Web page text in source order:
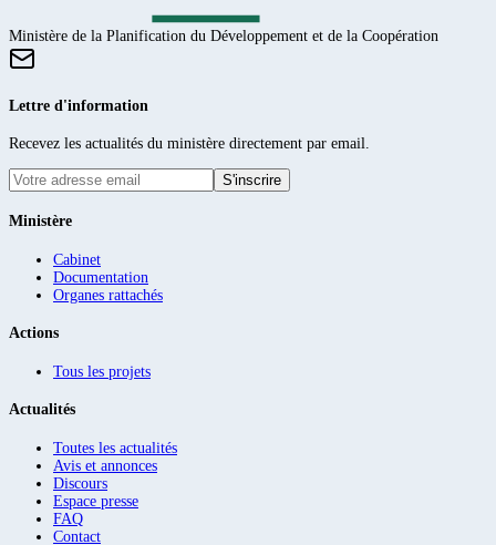
Ministère de la Planification du Développement et de la Coopération
Lettre d'information
Recevez les actualités du ministère directement par email.
S'inscrire
Ministère
Cabinet
Documentation
Organes rattachés
Actions
Tous les projets
Actualités
Toutes les actualités
Avis et annonces
Discours
Espace presse
FAQ
Contact